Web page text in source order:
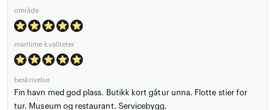
område
maritime kvaliteter
beskrivelse
Fin havn med god plass. Butikk kort gåtur unna. Flotte stier for
tur. Museum og restaurant. Servicebygg.